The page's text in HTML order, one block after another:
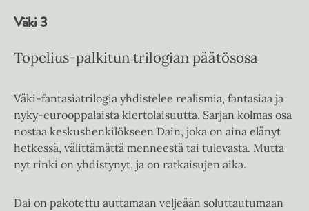
Väki 3
Topelius-palkitun trilogian päätösosa
Väki-fantasiatrilogia yhdistelee realismia, fantasiaa ja
nyky-eurooppalaista kiertolaisuutta. Sarjan kolmas osa
nostaa keskushenkilökseen Dain, joka on aina elänyt
hetkessä, välittämättä menneestä tai tulevasta. Mutta
nyt rinki on yhdistynyt, ja on ratkaisujen aika.
Dai on pakotettu auttamaan veljeään soluttautumaan